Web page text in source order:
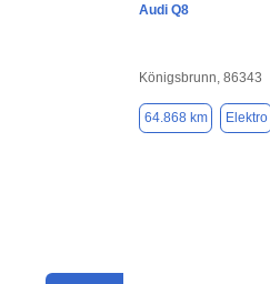
Audi Q8
Königsbrunn, 86343
64.868 km Elektro